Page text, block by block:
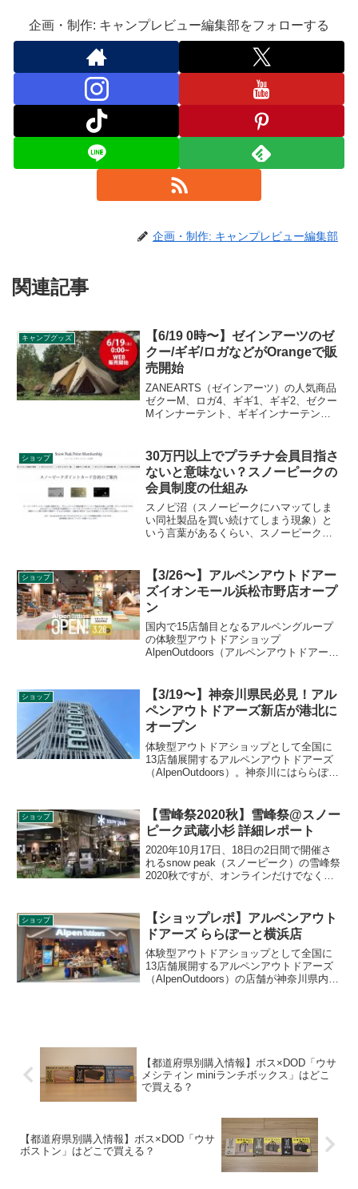
企画・制作: キャンプレビュー編集部をフォローする
企画・制作: キャンプレビュー編集部
関連記事
キャンプグッズ
【6/19 0時〜】ゼインアーツのゼ
クー/ギギ/ロガなどがOrangeで販
売開始
ZANEARTS（ゼインアーツ）の人気商品
ゼクーM、ロガ4、ギギ1、ギギ2、ゼクー
Mインナーテント、ギギインナーテント
日0時から販売されます。詳細をレビュー
します。
ショップ
30万円以上でプラチナ会員目指さ
ないと意味ない？スノーピークの
会員制度の仕組み
スノピ沼（スノーピークにハマッてしま
い同社製品を買い続けてしまう現象）と
いう言葉があるくらい、スノーピーク愛
の一つがスノーピークの独自会員制度で
す。その仕組をご紹介します。
ショップ
【3/26〜】アルペンアウトドアー
ズイオンモール浜松市野店オープ
ン
国内で15店舗目となるアルペングループ
の体験型アウトドアショップ
AlpenOutdoors（アルペンアウトドアー
されました。静岡県内2店舗目となりま
す。詳細をレビューします。
ショップ
【3/19〜】神奈川県民必見！アル
ペンアウトドアーズ新店が港北に
オープン
体験型アウトドアショップとして全国に
13店舗展開するアルペンアウトドアーズ
（AlpenOutdoors）。神奈川にはららぽー
2021年3月19日にオープンします。詳細を
レビューします。
ショップ
【雪峰祭2020秋】雪峰祭@スノー
ピーク武蔵小杉 詳細レポート
2020年10月17日、18日の2日間で開催さ
れるsnow peak（スノーピーク）の雪峰祭
2020秋ですが、オンラインだけでなく、
小杉に行ってきたので、その様子をレビ
ューします。
ショップ
【ショップレポ】アルペンアウト
ドアーズ ららぽーと横浜店
体験型アウトドアショップとして全国に
13店舗展開するアルペンアウトドアーズ
（AlpenOutdoors）の店舗が神奈川県内に
【都道府県別購入情報】ボス×DOD「ウサ
メシティン miniランチボックス」はどこ
で買える？
【都道府県別購入情報】ボス×DOD「ウサ
ボストン」はどこで買える？